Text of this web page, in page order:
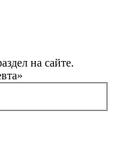
на сайте.
»